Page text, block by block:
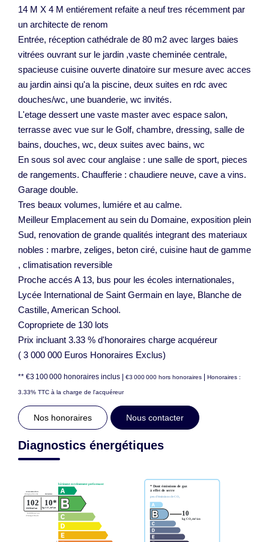
14 M X 4 M entiérement refaite a neuf tres récemment par
un architecte de renom
Entrée, réception cathédrale de 80 m2 avec larges baies
vitrées ouvrant sur le jardin ,vaste cheminée centrale,
spacieuse cuisine ouverte dinatoire sur mesure avec acces
au jardin ainsi qu'a la piscine, deux suites en rdc avec
douches/wc, une buanderie, wc invités.
L'etage dessert une vaste master avec espace salon,
terrasse avec vue sur le Golf, chambre, dressing, salle de
bains, douches, wc, deux suites avec bains, wc
En sous sol avec cour anglaise : une salle de sport, pieces
de rangements. Chaufferie : chaudiere neuve, cave a vins.
Garage double.
Tres beaux volumes, lumiére et au calme.
Meilleur Emplacement au sein du Domaine, exposition plein
Sud, renovation de grande qualités integrant des materiaux
nobles : marbre, zeliges, beton ciré, cuisine haut de gamme
, climatisation reversible
Proche accés A 13, bus pour les écoles internationales,
Lycée International de Saint Germain en laye, Blanche de
Castille, American School.
Copropriete de 130 lots
Prix incluant 3.33 % d'honoraires charge acquéreur
( 3 000 000 Euros Honoraires Exclus)
** €3 100 000 honoraires inclus | €3 000 000 hors honoraires | Honoraires :
3.33% TTC à la charge de l'acquéreur
Nos honoraires Nous contacter
Diagnostics énergétiques